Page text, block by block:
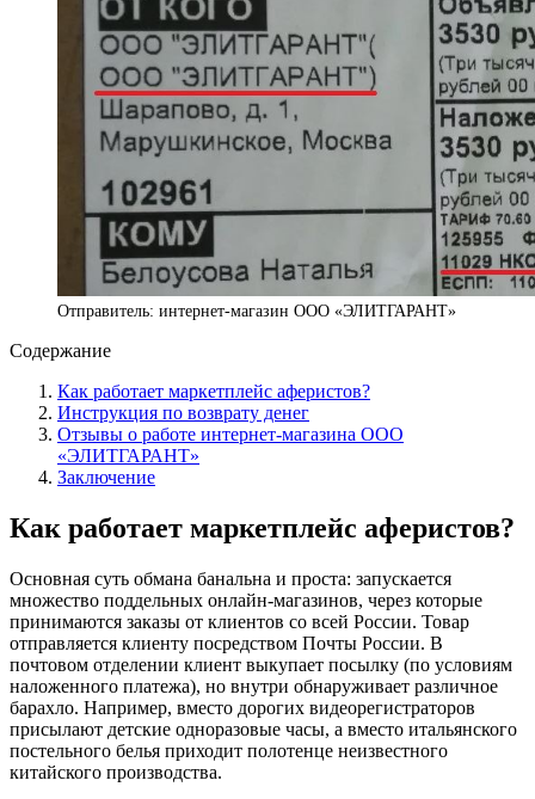
Отправитель: интернет-магазин ООО «ЭЛИТГАРАНТ»
Содержание
Как работает маркетплейс аферистов?
Инструкция по возврату денег
Отзывы о работе интернет-магазина ООО
«ЭЛИТГАРАНТ»
Заключение
Как работает маркетплейс аферистов?
Основная суть обмана банальна и проста: запускается
множество поддельных онлайн-магазинов, через которые
принимаются заказы от клиентов со всей России. Товар
отправляется клиенту посредством Почты России. В
почтовом отделении клиент выкупает посылку (по условиям
наложенного платежа), но внутри обнаруживает различное
барахло. Например, вместо дорогих видеорегистраторов
присылают детские одноразовые часы, а вместо итальянского
постельного белья приходит полотенце неизвестного
китайского производства.